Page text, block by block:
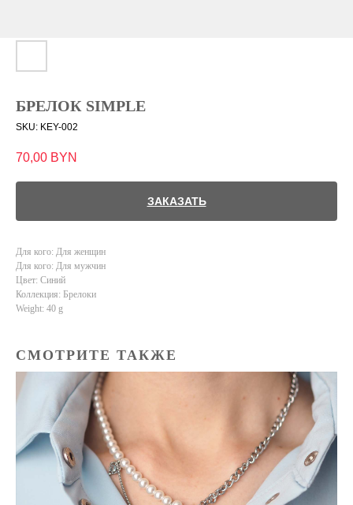
БРЕЛОК SIMPLE
SKU: KEY-002
70,00 BYN
ЗАКАЗАТЬ
Для кого: Для женщин
Для кого: Для мужчин
Цвет: Синий
Коллекция: Брелоки
Weight: 40 g
СМОТРИТЕ ТАКЖЕ